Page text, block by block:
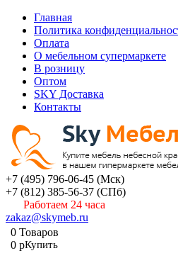
Главная
Политика
Оплата
О мебельном супермаркете
В розницу
Оптом
SKY Доставка
Контакты
+7 (495) 796-06-45 (Мск)
+7 (812) 385-56-37 (СПб)
Работаем 24 часа
zakaz@skymeb.ru
0 Товаров
0 pКупить